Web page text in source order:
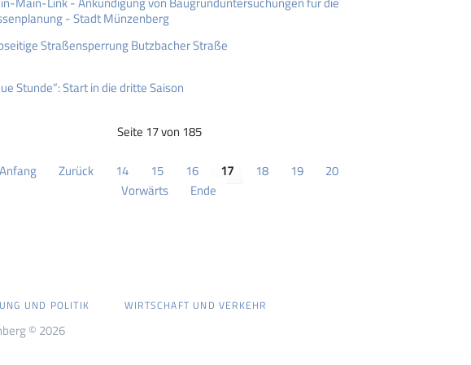
- Stadt Münzenberg
Straßensperrung Butzbacher Straße
Stunde“: Start in die dritte Saison
Seite 17 von 185
Anfang Zurück 14 15 16 17 18 19
20
Vorwärts
Ende
UND POLITIK WIRTSCHAFT UND VERKEHR
© 2026